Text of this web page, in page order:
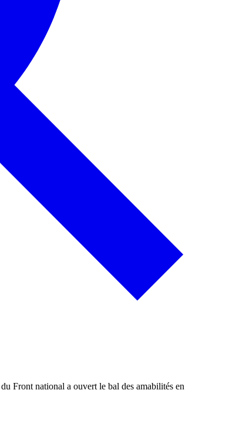
Front national a ouvert le bal des amabilités en